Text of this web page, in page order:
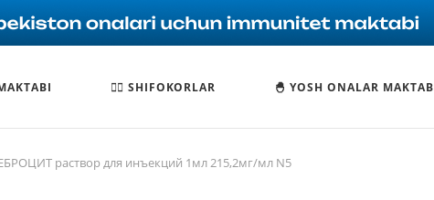
🧑‍⚕️ SHIFOKORLAR 🐣 YOSH ONALAR MAKTAB
раствор для инъекций 1мл 215,2мг/мл N5